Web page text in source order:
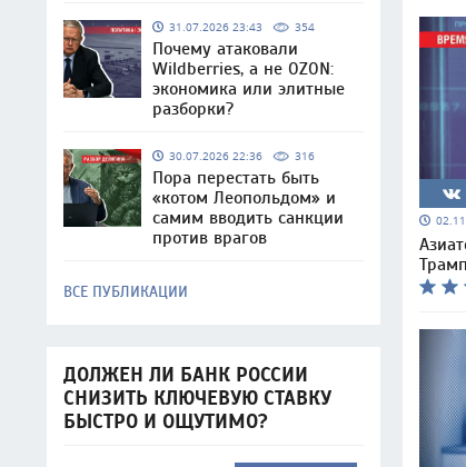
31.07.2026 23:43 354
Почему атаковали
Wildberries, а не OZON:
экономика или элитные
разборки?
30.07.2026 22:36 316
Пора перестать быть
«котом Леопольдом» и
самим вводить санкции
против врагов
ВСЕ ПУБЛИКАЦИИ
ДОЛЖЕН ЛИ БАНК РОССИИ
СНИЗИТЬ КЛЮЧЕВУЮ СТАВКУ
БЫСТРО И ОЩУТИМО?